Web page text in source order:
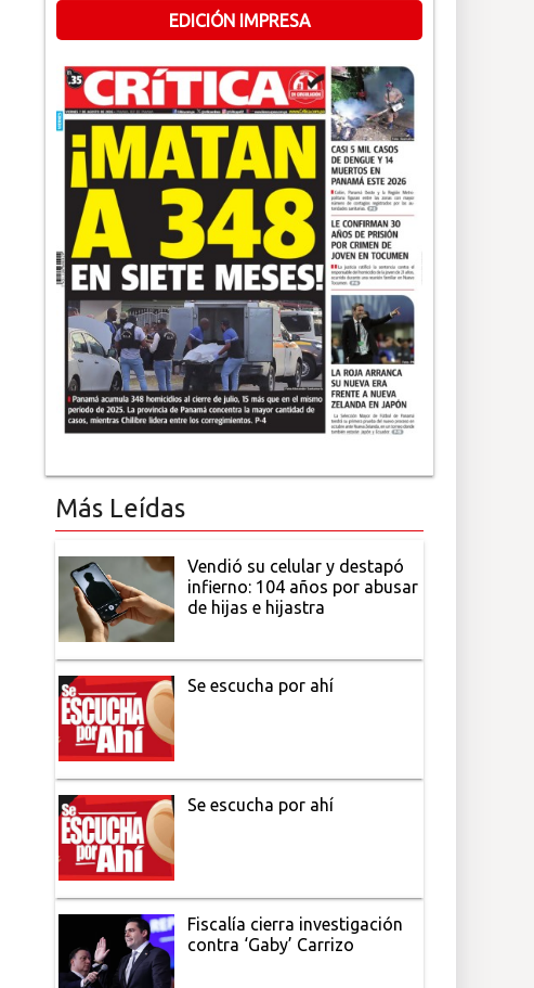
EDICIÓN IMPRESA
Más Leídas
Vendió su celular y destapó
infierno: 104 años por abusar
de hijas e hijastra
Se escucha por ahí
Se escucha por ahí
Fiscalía cierra investigación
contra ‘Gaby’ Carrizo